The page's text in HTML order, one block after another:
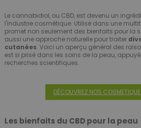
Le cannabidiol, ou CBD, est devenu un
l'industrie cosmétique. Utilisé dans une
promet non seulement des bienfaits pour la
aussi une approche naturelle pour traiter
cutanées. Voici un aperçu général des
est si prisé dans les soins de la peau,
recherches scientifiques.
DÉCOUVREZ NOS
Les bienfaits du CBD pour la peau